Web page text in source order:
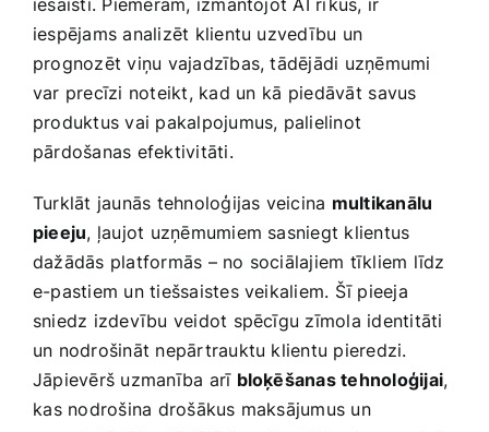
iesaisti.‍ Piemēram, izmantojot AI rīkus, ir
iespējams analizēt klientu uzvedību un
prognozēt viņu vajadzības, tādējādi uzņēmumi
var precīzi noteikt, kad ⁣un kā ⁢piedāvāt ⁤savus
produktus vai pakalpojumus, palielinot
pārdošanas efektivitāti.
Turklāt jaunās tehnoloģijas veicina multikanālu
pieeju, ļaujot uzņēmumiem sasniegt klientus
dažādās platformās​ – no sociālajiem tīkliem līdz
e-pastiem un tiešsaistes veikaliem. Šī pieeja
sniedz izdevību veidot spēcīgu zīmola identitāti
un nodrošināt nepārtrauktu klientu pieredzi.
Jāpievērš uzmanība arī bloķēšanas tehnoloģijai,
⁢kas nodrošina drošākus maksājumus un